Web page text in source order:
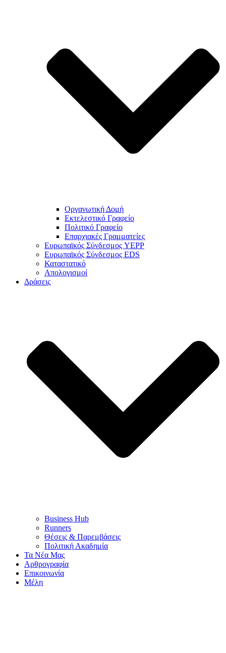
Οργανωτική Δομή
Εκτελεστικό Γραφείο
Πολιτικό Γραφείο
Επαρχιακές Γραμματείες
Ευρωπαϊκός Σύνδεσμος YEPP
Ευρωπαϊκός Σύνδεσμος EDS
Καταστατικό
Απολογισμοί
Δράσεις
Business Hub
Runners
Θέσεις & Παρεμβάσεις
Πολιτική Ακαδημία
Τα Νέα Μας
Αρθρογραφία
Επικοινωνία
Μέλη